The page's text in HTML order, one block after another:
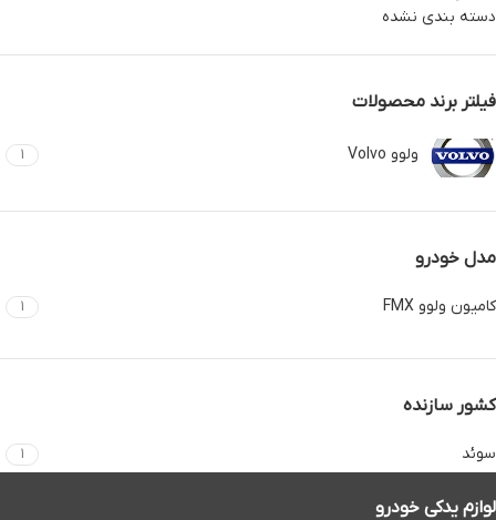
دسته بندی نشده
فیلتر برند محصولات
ولوو Volvo 1
مدل خودرو
کامیون ولوو FMX 1
کشور سازنده
سوئد 1
لوازم یدکی خودرو